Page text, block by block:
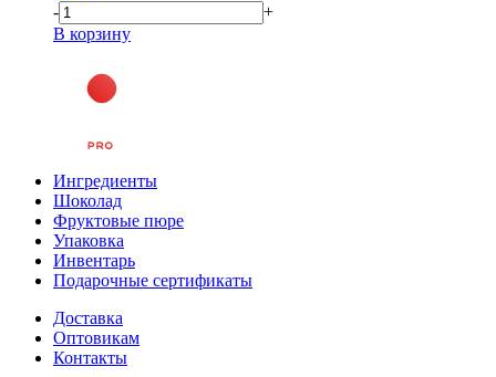
-
+
В корзину
Ингредиенты
Шоколад
Фруктовые пюре
Упаковка
Инвентарь
Подарочные сертификаты
Доставка
Оптовикам
Контакты